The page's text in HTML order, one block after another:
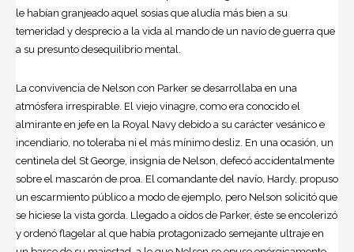
le habían granjeado aquel sosias que aludía más bien a su
temeridad y desprecio a la vida al mando de un navío de guerra que
a su presunto desequilibrio mental.
La convivencia de Nelson con Parker se desarrollaba en una
atmósfera irrespirable. El viejo vinagre, como era conocido el
almirante en jefe en la Royal Navy debido a su carácter vesánico e
incendiario, no toleraba ni el más mínimo desliz. En una ocasión, un
centinela del St George, insignia de Nelson, defecó accidentalmente
sobre el mascarón de proa. El comandante del navío, Hardy, propuso
un escarmiento público a modo de ejemplo, pero Nelson solicitó que
se hiciese la vista gorda. Llegado a oídos de Parker, éste se encolerizó
y ordenó flagelar al que había protagonizado semejante ultraje en